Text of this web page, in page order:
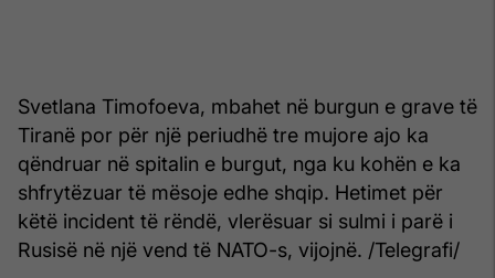
Svetlana Timofoeva, mbahet në burgun e grave të
Tiranë por për një periudhë tre mujore ajo ka
qëndruar në spitalin e burgut, nga ku kohën e ka
shfrytëzuar të mësoje edhe shqip. Hetimet për
këtë incident të rëndë, vlerësuar si sulmi i parë i
Rusisë në një vend të NATO-s, vijojnë. /Telegrafi/